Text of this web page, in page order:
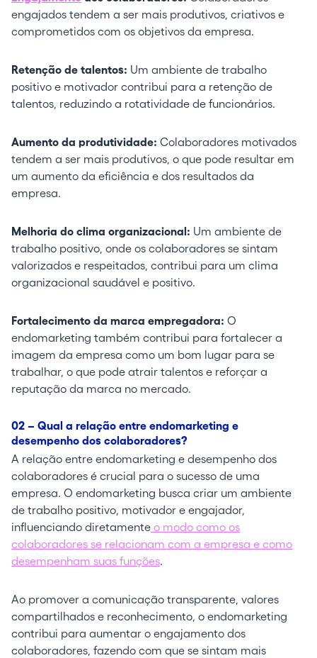
engajados tendem a ser mais produtivos, criativos e
comprometidos com os objetivos da empresa.
Retenção de talentos: Um ambiente de trabalho
positivo e motivador contribui para a retenção de
talentos, reduzindo a rotatividade de funcionários.
Aumento da produtividade: Colaboradores motivados
tendem a ser mais produtivos, o que pode resultar em
um aumento da eficiência e dos resultados da
empresa.
Melhoria do clima organizacional: Um ambiente de
trabalho positivo, onde os colaboradores se sintam
valorizados e respeitados, contribui para um clima
organizacional saudável e positivo.
Fortalecimento da marca empregadora: O
endomarketing também contribui para fortalecer a
imagem da empresa como um bom lugar para se
trabalhar, o que pode atrair talentos e reforçar a
reputação da marca no mercado.
02 – Qual a relação entre endomarketing e
desempenho dos colaboradores?
A relação entre endomarketing e desempenho dos
colaboradores é crucial para o sucesso de uma
empresa. O endomarketing busca criar um ambiente
de trabalho positivo, motivador e engajador,
influenciando diretamente o modo como os
colaboradores se relacionam com a empresa e como
desempenham suas funções.
Ao promover a comunicação transparente, valores
compartilhados e reconhecimento, o endomarketing
contribui para aumentar o engajamento dos
colaboradores, fazendo com que se sintam mais